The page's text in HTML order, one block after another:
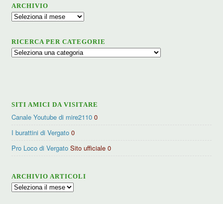
ARCHIVIO
Archivio
RICERCA PER CATEGORIE
Ricerca
SITI AMICI DA VISITARE
Canale Youtube di mire2110 0
I burattini di Vergato 0
Pro Loco di Vergato Sito ufficiale 0
ARCHIVIO ARTICOLI
Archivio